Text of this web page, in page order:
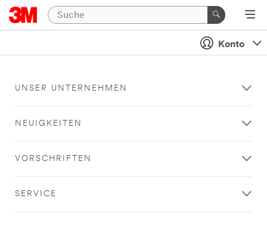
Konto
UNSER UNTERNEHMEN
NEUIGKEITEN
VORSCHRIFTEN
SERVICE